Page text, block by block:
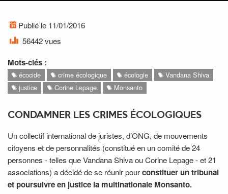
Publié le 11/01/2016
56442 vues
Mots-clés :
écocide crime écologique écologie
Vandana Shiva
justice
Corine Lepage Monsanto
CONDAMNER LES CRIMES ÉCOLOGIQUES
Un collectif international de juristes, d’ONG, de mouvements
citoyens et de personnalités (constitué en un comité de 24
personnes - telles que Vandana Shiva ou Corine Lepage - et 21
associations) a décidé de se réunir pourconstituer un tribunal
et poursuivre en justice la multinationale Monsanto.